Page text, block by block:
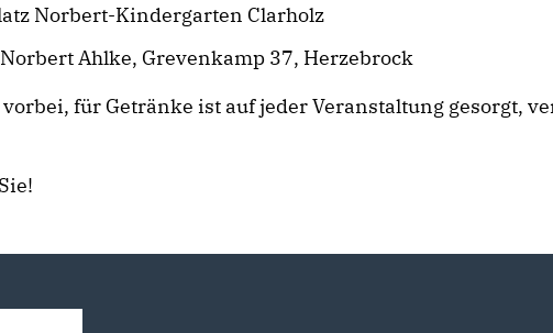
Norbert-Kindergarten Clarholz
Ahlke, Grevenkamp 37, Herzebrock
für Getränke ist auf jeder Veranstaltung gesorgt,